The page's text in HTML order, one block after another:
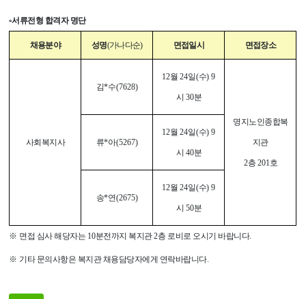
▫서류전형 합격자 명단
채용분야 성명(가나다순) 면접일시 면접장소
사회복지사
김*수(7628)
12월24일(수) 9
시 30분
명지노인종합복
지관
2층 201호
류*아(5267)
12월24일(수) 9
시 40분
송*연(2675)
12월24일(수) 9
시 50분
※ 면접 심사 해당자는 10분전까지 복지관2층 로비로 오시기 바랍니다.
※ 기타 문의사항은 복지관 채용담당자에게 연락바랍니다.